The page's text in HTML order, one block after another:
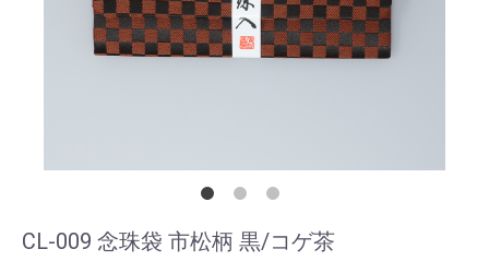
CL-009 念珠袋 市松柄 黒/コゲ茶